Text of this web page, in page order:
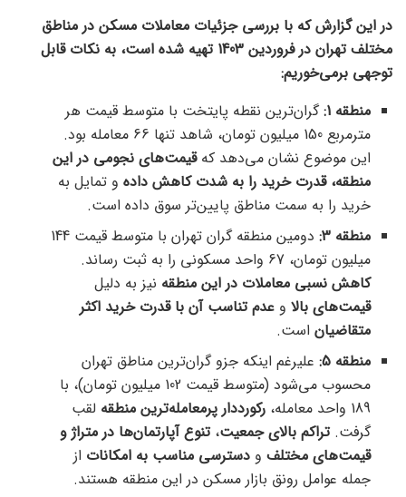
در این گزارش که با بررسی جزئیات معاملات مسکن در مناطق
مختلف تهران در فروردین 1403 تهیه شده است، به نکات قابل
توجهی برمی‌خوریم:
منطقه 1:
گران‌ترین نقطه پایتخت با متوسط قیمت هر
مترمربع 150 میلیون تومان، شاهد تنها 66 معامله بود.
این موضوع نشان می‌دهد کهقیمت‌های نجومی در این
منطقه، قدرت خرید را به شدت کاهش داده و تمایل به
خرید را به سمت مناطق پایین‌تر سوق داده است.
منطقه 3:
دومین منطقه گران تهران با متوسط قیمت 144
میلیون تومان، 67 واحد مسکونی را به ثبت رساند.
کاهش نسبی معاملات در این منطقه نیز به دلیل
قیمت‌های بالا و عدم تناسب آن با قدرت خرید اکثر
متقاضیان است.
منطقه 5:
علیرغم اینکه جزو گران‌ترین مناطق تهران
محسوب می‌شود (متوسط قیمت 102 میلیون تومان)، با
189 واحد معامله،
رکورددار پرمعامله‌ترین منطقه لقب
گرفت.تراکم بالای جمعیت،تنوع آپارتمان‌ها در متراژ و
قیمت‌های مختلف و دسترسی مناسب به امکانات از
جمله عوامل رونق بازار مسکن در این منطقه هستند.